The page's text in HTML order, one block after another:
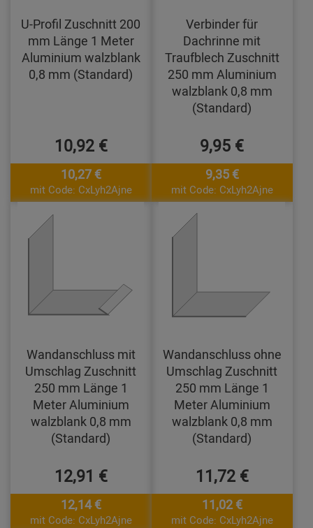
U-Profil Zuschnitt 200
mm Länge 1 Meter
Aluminium walzblank
0,8 mm (Standard)
10,92 €
10,27 €
mit Code: CxLyh2Ajne
Verbinder für
Dachrinne mit
Traufblech Zuschnitt
250 mm Aluminium
walzblank 0,8 mm
(Standard)
9,95 €
9,35 €
mit Code: CxLyh2Ajne
Wandanschluss mit
Umschlag Zuschnitt
250 mm Länge 1
Meter Aluminium
walzblank 0,8 mm
(Standard)
12,91 €
12,14 €
mit Code: CxLyh2Ajne
Wandanschluss ohne
Umschlag Zuschnitt
250 mm Länge 1
Meter Aluminium
walzblank 0,8 mm
(Standard)
11,72 €
11,02 €
mit Code: CxLyh2Ajne